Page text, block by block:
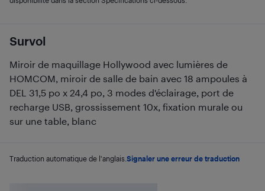
Survol
Miroir de maquillage Hollywood avec lumières de
HOMCOM, miroir de salle de bain avec 18 ampoules à
DEL 31,5 po x 24,4 po, 3 modes d'éclairage, port de
recharge USB, grossissement 10x, fixation murale ou
sur une table, blanc
Traduction automatique de l'anglais. Signaler une erreur de traduction